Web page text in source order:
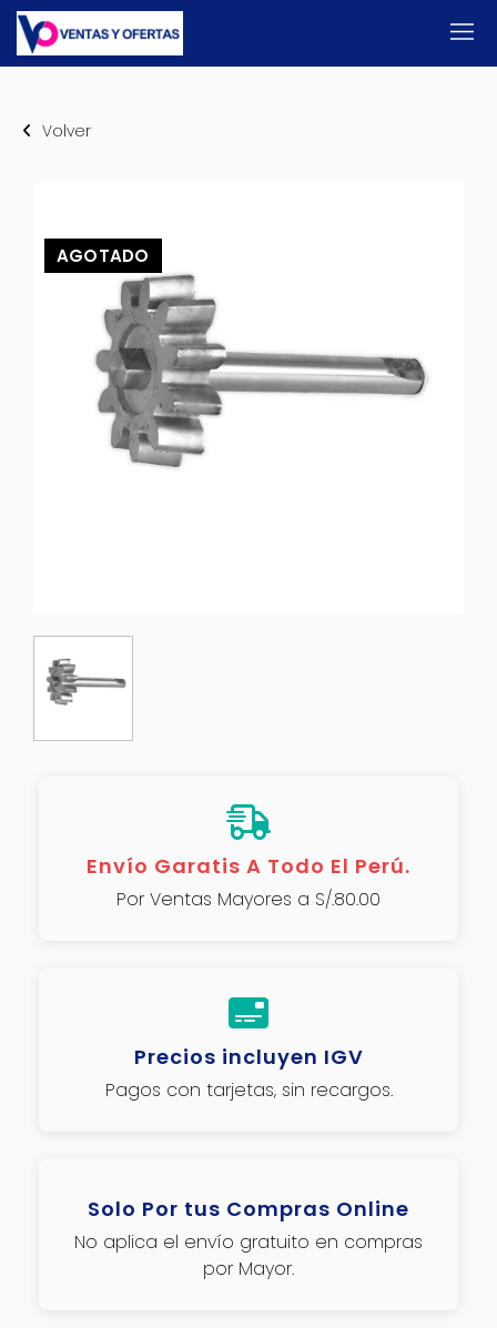
Volver
AGOTADO
Envío Garatis A Todo El Perú.
Por Ventas Mayores a S/.80.00
Precios incluyen IGV
Pagos con tarjetas, sin recargos.
Solo Por tus Compras Online
No aplica el envío gratuito en compras
por Mayor.